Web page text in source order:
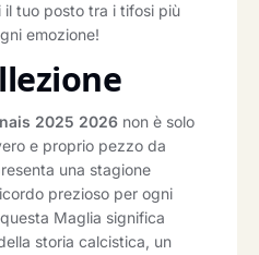
il tuo posto tra i tifosi più
emozione!
2025 2026 non è solo
e proprio pezzo da
una stagione
prezioso per ogni
Maglia significa
storia calcistica, un